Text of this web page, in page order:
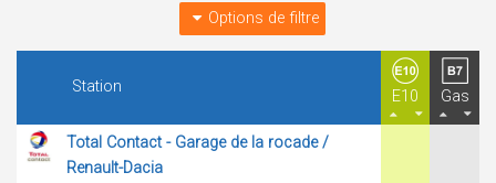
Options de filtre
Station
E10 Gas
Total Contact - Garage de la rocade /
Renault-Dacia